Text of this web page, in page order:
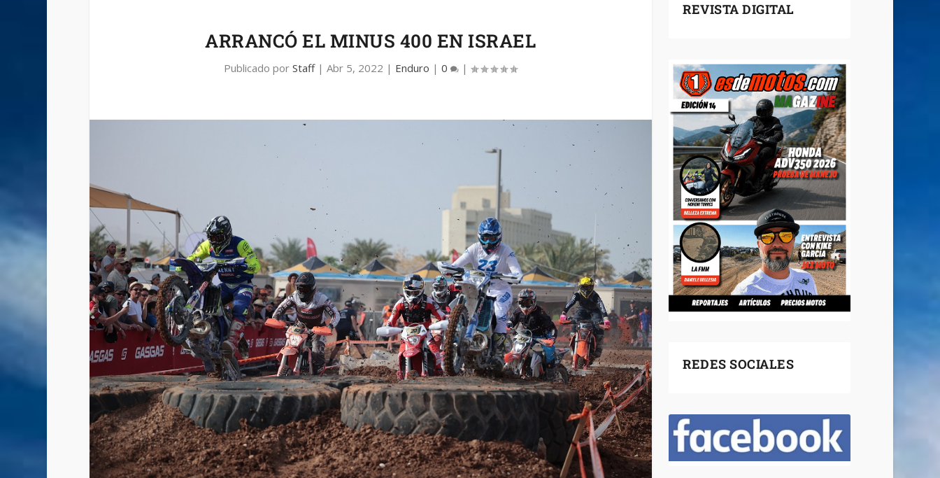
ARRANCÓ EL MINUS 400 EN ISRAEL
Publicado porStaff|Abr 5, 2022 | Enduro |0 |
REVISTA DIGITAL
REDES SOCIALES